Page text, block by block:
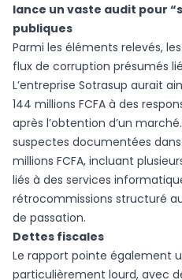
lance un vaste audit pour
publiques
Parmi les éléments relevés,
flux de corruption présumés
L’entreprise Sotrasup aurait
144 millions FCFA à des
après l’obtention d’un
suspectes documentées
millions FCFA, incluant
liés à des services
rétrocommissions structuré
de passation.
Dettes fiscales
Le rapport pointe également
particulièrement lourd, avec